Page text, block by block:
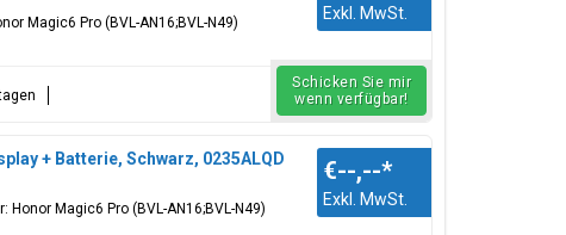
Magic6 Pro (BVL-AN16;BVL-N49) Exkl. MwSt.
Schicken Sie mir
wenn verfügbar!
+ Batterie, Schwarz, 0235ALQD
Magic6 Pro (BVL-AN16;BVL-N49)
€--,--*
Exkl. MwSt.